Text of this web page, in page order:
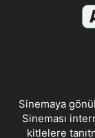
Sinemaya
Sineması
kitlelere